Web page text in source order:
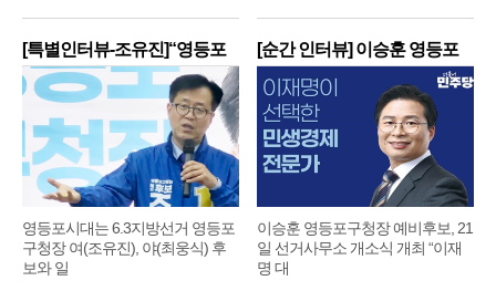
[특별인터뷰-조유진]“영등포
구
영등포시대는 6.3지방선거 영등포
구청장 여(조유진), 야(최웅식) 후
보와 일
[순간 인터뷰] 이승훈 영등포
구
이승훈 영등포구청장 예비후보, 21
일 선거사무소 개소식 개최 “이재
명 대